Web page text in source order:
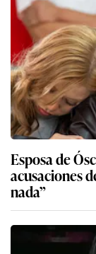
Esposa de
acusaciones
nada”